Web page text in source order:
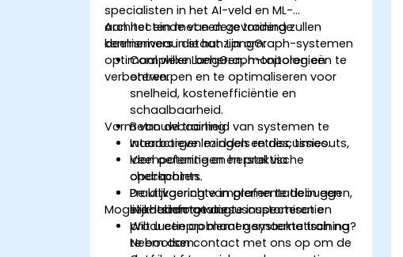
specialisten in het AI-veld en ML-
architecten met een gevorderde
kennisniveau die hun LangGraph-systemen
optimaal willen beheren, monitoren en
verbeteren.
Aan het einde van deze training zullen
deelnemers in staat zijn om:
Complexe LangGraph-topologieën te
ontwerpen en te optimaliseren voor
snelheid, kostenefficiëntie en
schaalbaarheid.
Betrouwbaarheid van systemen te
waarborgen middels retries, timeouts,
idempotentie en herstel via
checkpoints.
De uitvoering van grafen te debuggen,
staatsinformatie te inspecteren en
productieproblemen systematisch na
te bootsen.
Vorm van de training
Interactieve lezingen en discussies.
Veel oefeningen en praktische
opdrachten.
Praktijkgerichte implementatie in een
live-labomgeving.
Mogelijkheden tot cursuscustomisatie
Wilt u een op maat gemaakte training?
Neem dan contact met ons op om de